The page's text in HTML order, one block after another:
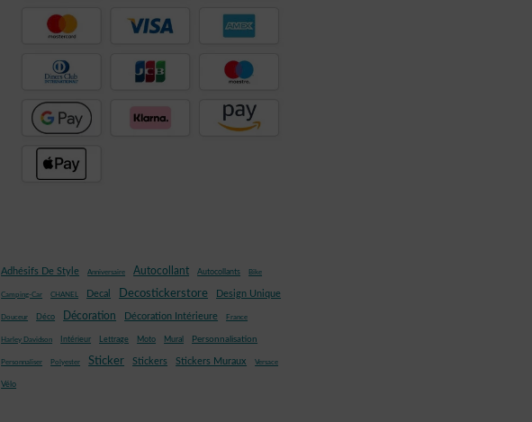
Adhésifs De Style Anniversaire Autocollant Autocollants Bike
Camping-Car CHANEL Decal Decostickerstore Design Unique
Douceur Déco Décoration Décoration Intérieure France
Harley Davidson Intérieur Lettrage Moto Mural Personnalisation
Personnaliser Polyester Sticker Stickers Stickers Muraux Versace
Vélo